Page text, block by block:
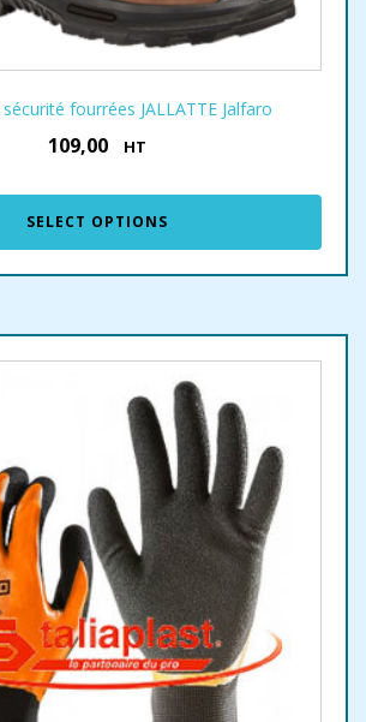
fourrées JALLATTE Jalfaro
109,00 HT
SELECT OPTIONS